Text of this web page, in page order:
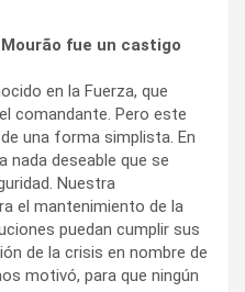
fue un castigo
en la Fuerza, que
comandante. Pero este
una forma simplista. En
nada deseable que se
Nuestra
el mantenimiento de la
puedan cumplir sus
de la crisis en nombre de
motivó, para que ningún